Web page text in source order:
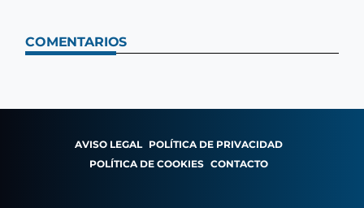
COMENTARIOS
AVISO LEGAL POLÍTICA DE PRIVACIDAD
POLÍTICA DE COOKIES CONTACTO